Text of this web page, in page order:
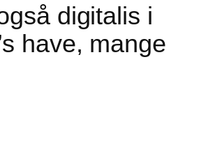
digitalis i
have, mange